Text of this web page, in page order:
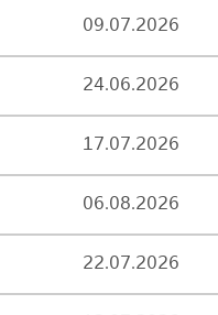
09.07.2026
24.06.2026
17.07.2026
06.08.2026
22.07.2026